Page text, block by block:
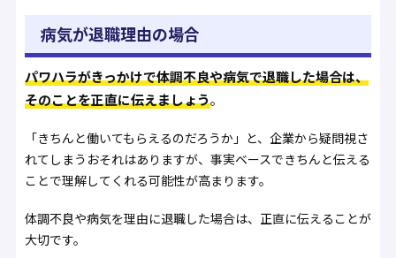
病気が退職理由の場合
パワハラがきっかけで体調不良や病気で退職した場合は、
そのことを正直に伝えましょう。
「きちんと働いてもらえるのだろうか」と、企業から疑問視さ
れてしまうおそれはありますが、事実ベースできちんと伝える
ことで理解してくれる可能性が高まります。
体調不良や病気を理由に退職した場合は、正直に伝えることが
大切です。